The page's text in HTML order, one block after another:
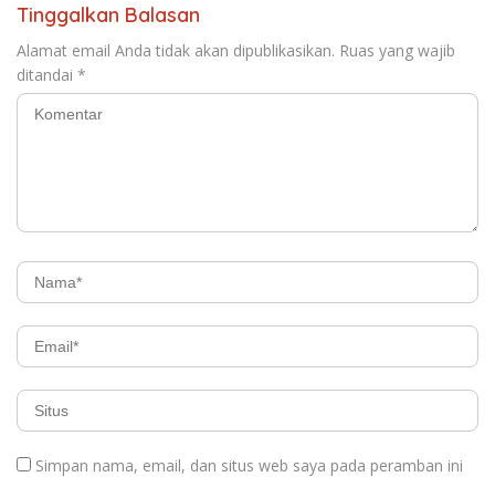
Tinggalkan Balasan
Alamat email Anda tidak akan dipublikasikan. Ruas yang wajib
ditandai *
Simpan nama, email, dan situs web saya pada peramban ini